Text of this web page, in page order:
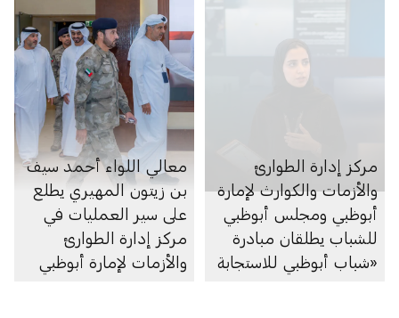
لأكثر من 480 مدرسة
وحضانة لتقييم مستويات
الجاهزية وتعزيز معايير
السلامة في المؤسسات
التعليمية التابعة للدائرة
مركز إدارة الطوارئ
والأزمات والكوارث لإمارة
أبوظبي ومجلس أبوظبي
للشباب يطلقان مبادرة
«شباب أبوظبي للاستجابة
معالي اللواء أحمد سيف
بن زيتون المهيري يطلع
على سير العمليات في
مركز إدارة الطوارئ
والأزمات لإمارة أبوظبي